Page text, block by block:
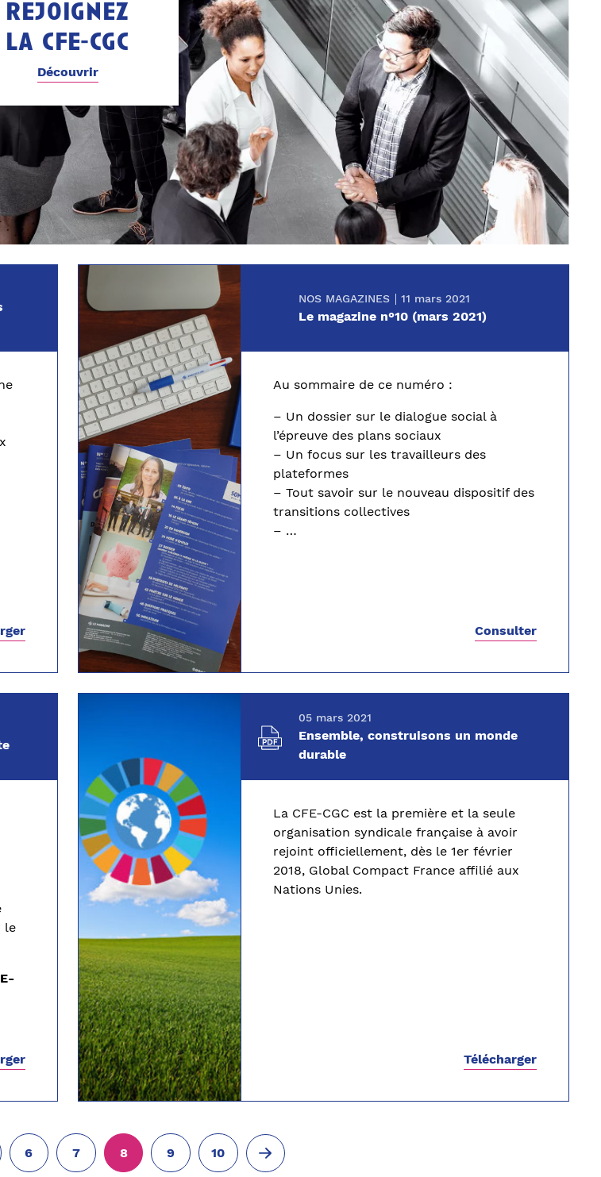
rejoignez
la cfe-cgc
Découvrir
NOS MAGAZINES 11 mars 2021
Le magazine n°10 (mars 2021)
Au sommaire de ce numéro :
– Un dossier sur le dialogue social à
l’épreuve des plans sociaux
– Un focus sur les travailleurs des
plateformes
– Tout savoir sur le nouveau dispositif des
transitions collectives
– …
Consulter
le
05 mars 2021
Ensemble, construisons un monde
durable
La CFE-CGC est la première et la seule
organisation syndicale française à avoir
rejoint officiellement, dès le 1er février
2018, Global Compact France affilié aux
Nations Unies.
Télécharger
6 7 8 9 10